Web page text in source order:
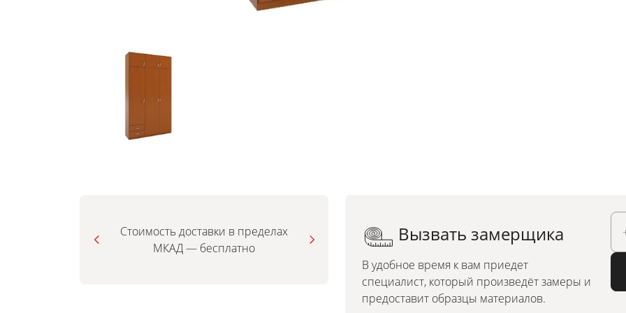
Стоимость доставки в пределах
МКАД — бесплатно
Можно заказать по
индивидуальным размерам
Вызвать замерщика
В удобное время к вам приедет
специалист, который произведёт замеры и
предоставит образцы материалов.